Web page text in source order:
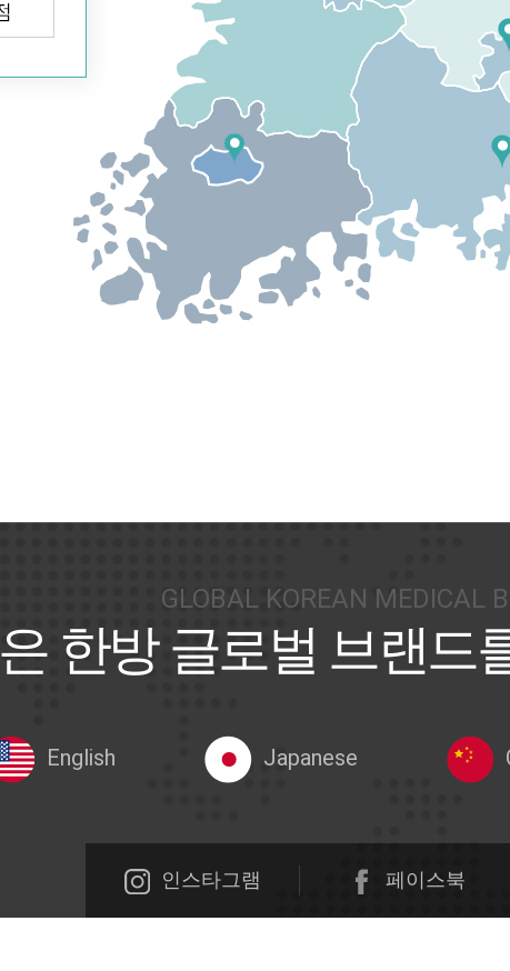
GLOBAL KOREAN MEDICAL
은 한방 글로벌 브랜드
English Japanese
인스타그램 페이스북